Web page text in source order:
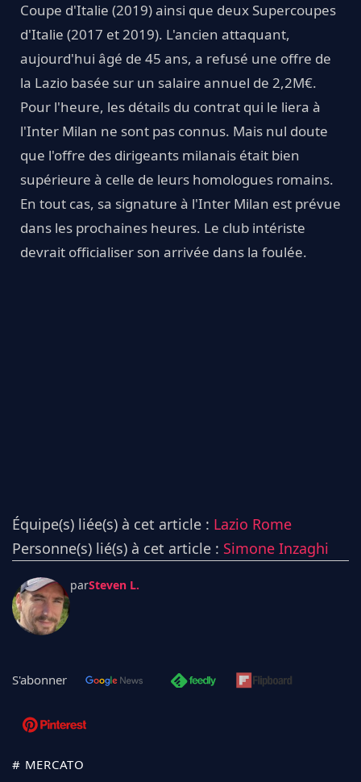
Coupe d'Italie (2019) ainsi que deux Supercoupes
d'Italie (2017 et 2019). L'ancien attaquant,
aujourd'hui âgé de 45 ans, a refusé une offre de
la Lazio basée sur un salaire annuel de 2,2M€.
Pour l'heure, les détails du contrat qui le liera à
l'Inter Milan ne sont pas connus. Mais nul doute
que l'offre des dirigeants milanais était bien
supérieure à celle de leurs homologues romains.
En tout cas, sa signature à l'Inter Milan est prévue
dans les prochaines heures. Le club intériste
devrait officialiser son arrivée dans la foulée.
Équipe(s) liée(s) à cet article : Lazio Rome
Personne(s) lié(s) à cet article : Simone Inzaghi
parSteven L.
S'abonner
# MERCATO